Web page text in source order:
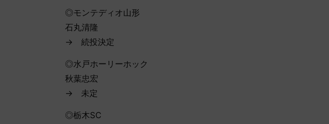
◎モンテディオ山形
石丸清隆
→ 続投決定
◎水戸ホーリーホック
秋葉忠宏
→ 未定
◎栃木SC